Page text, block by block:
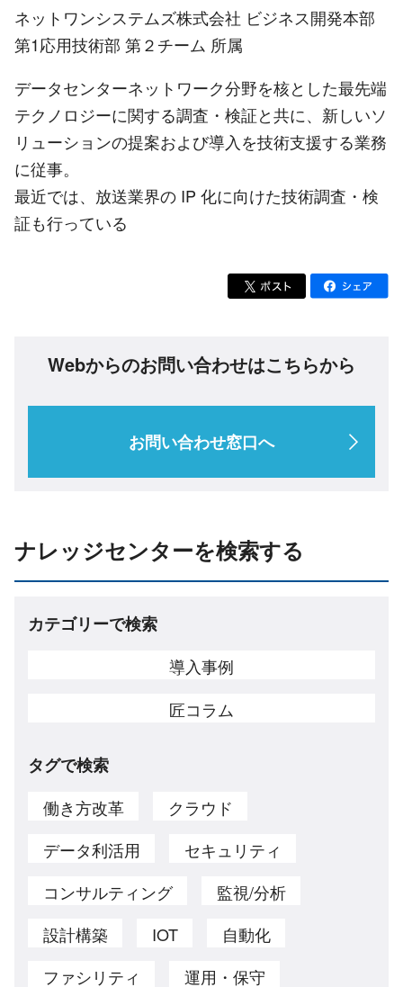
ネットワンシステムズ株式会社 ビジネス開発本部
第1応用技術部 第２チーム 所属
データセンターネットワーク分野を核とした最先端
テクノロジーに関する調査・検証と共に、新しいソ
リューションの提案および導入を技術支援する業務
に従事。
最近では、放送業界の IP 化に向けた技術調査・検
証も行っている
Webからのお問い合わせはこちらから
お問い合わせ窓口へ
ナレッジセンターを検索する
カテゴリーで検索
導入事例
匠コラム
タグで検索
働き方改革
クラウド
データ利活用
セキュリティ
コンサルティング
監視/分析
設計構築
IOT
自動化
ファシリティ
運用・保守